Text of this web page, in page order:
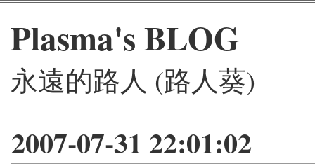
Plasma's BLOG
永遠的路人 (路人葵)
2007-07-31 22:01:02